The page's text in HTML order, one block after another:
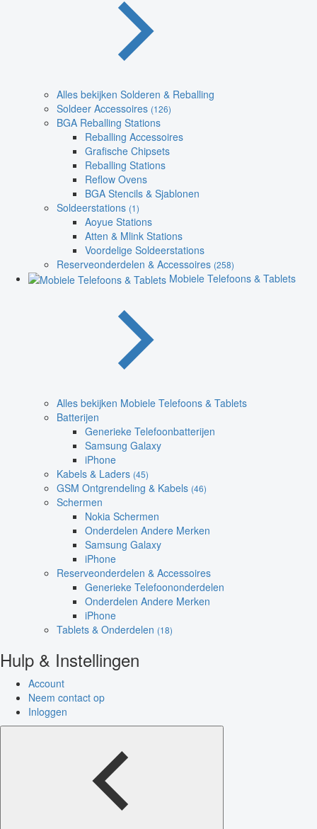
Alles bekijken Solderen & Reballing
Soldeer Accessoires (126)
BGA Reballing Stations
Reballing Accessoires
Grafische Chipsets
Reballing Stations
Reflow Ovens
BGA Stencils & Sjablonen
Soldeerstations (1)
Aoyue Stations
Atten & Mlink Stations
Voordelige Soldeerstations
Reserveonderdelen & Accessoires (258)
Mobiele Telefoons & Tablets
Alles bekijken Mobiele Telefoons & Tablets
Batterijen
Generieke Telefoonbatterijen
Samsung Galaxy
iPhone
Kabels & Laders (45)
GSM Ontgrendeling & Kabels (46)
Schermen
Nokia Schermen
Onderdelen Andere Merken
Samsung Galaxy
iPhone
Reserveonderdelen & Accessoires
Generieke Telefoononderdelen
Onderdelen Andere Merken
iPhone
Tablets & Onderdelen (18)
Hulp & Instellingen
Account
Neem contact op
Inloggen